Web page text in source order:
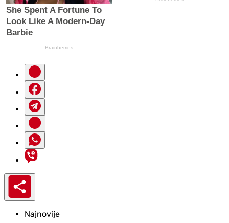
Najnovije